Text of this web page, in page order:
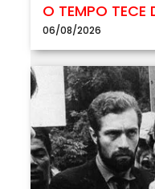
O TEMPO TECE
06/08/2026